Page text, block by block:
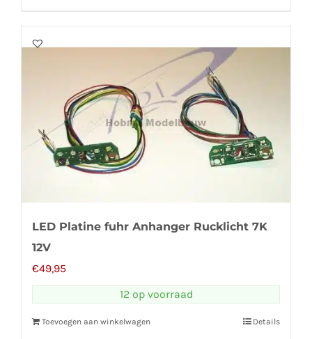
LED Platine fuhr Anhanger Rucklicht 7K
12V
€49,95
12 op voorraad
Toevoegen aan winkelwagen Details